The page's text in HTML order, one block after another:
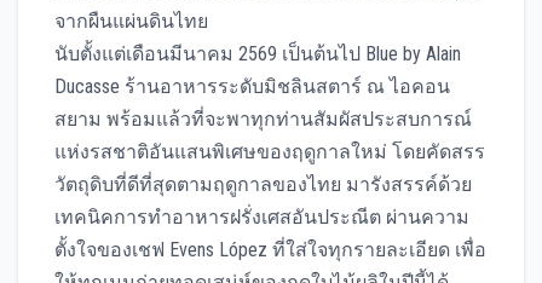
จากผืนแผ่นดินไทย
นับตั้งแต่เดือนมีนาคม 2569 เป็นต้นไป Blue by Alain
Ducasse ร้านอาหารระดับมิชลินสตาร์ ณ ไอคอน
สยาม พร้อมแล้วที่จะพาทุกท่านสัมผัสประสบการณ์
แห่งรสชาติอันแสนพิเศษของฤดูกาลใหม่ โดยคัดสรร
วัตถุดิบที่ดีที่สุดตามฤดูกาลของไทย มารังสรรค์ด้วย
เทคนิคการทำอาหารฝรั่งเศสอันประณีต ผ่านความ
ตั้งใจของเชฟ Evens López ที่ใส่ใจทุกรายละเอียด เพื่อ